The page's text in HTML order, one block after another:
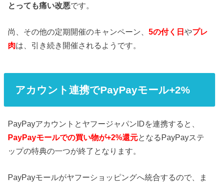
とっても痛い改悪です。
尚、その他の定期開催のキャンペーン、5の付く日やプレ
肉は、引き続き開催されるようです。
アカウント連携でPayPayモール+2%
PayPayアカウントとヤフージャパンIDを連携すると、
PayPayモールでの買い物が+2%還元となるPayPayステ
ップの特典の一つが終了となります。
PayPayモールがヤフーショッピングへ統合するので、ま